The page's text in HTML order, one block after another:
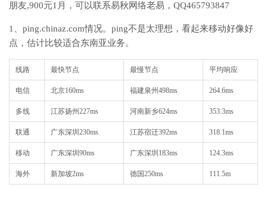
朋友,900元1月，可以联系易秋网络老易，QQ465793847
1、ping.chinaz.com情况。ping不是太理想，看起来移动好像好
点，估计比较适合东南亚业务。
线路 最快节点 最慢节点 平均响应
电信 北京160ms 福建泉州498ms 264.6ms
多线 江苏扬州227ms 河南新乡624ms 353.3ms
联通 广东深圳230ms 江苏宿迁392ms 318.1ms
移动 广东深圳90ms 广东深圳183ms 124.3ms
海外 新加坡2ms 德国250ms 111.5m